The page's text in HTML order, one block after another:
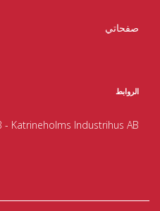
صفحاتي
الروابط
- Katrineholms Industrihus AB